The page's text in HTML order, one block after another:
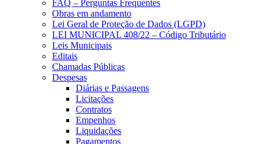
FAQ – Perguntas Frequentes
Obras em andamento
Lei Geral de Proteção de Dados (LGPD)
LEI MUNICIPAL 408/22 – Código Tributário
Leis Municipais
Editais
Chamadas Públicas
Despesas
Diárias e Passagens
Licitações
Contratos
Empenhos
Liquidações
Pagamentos